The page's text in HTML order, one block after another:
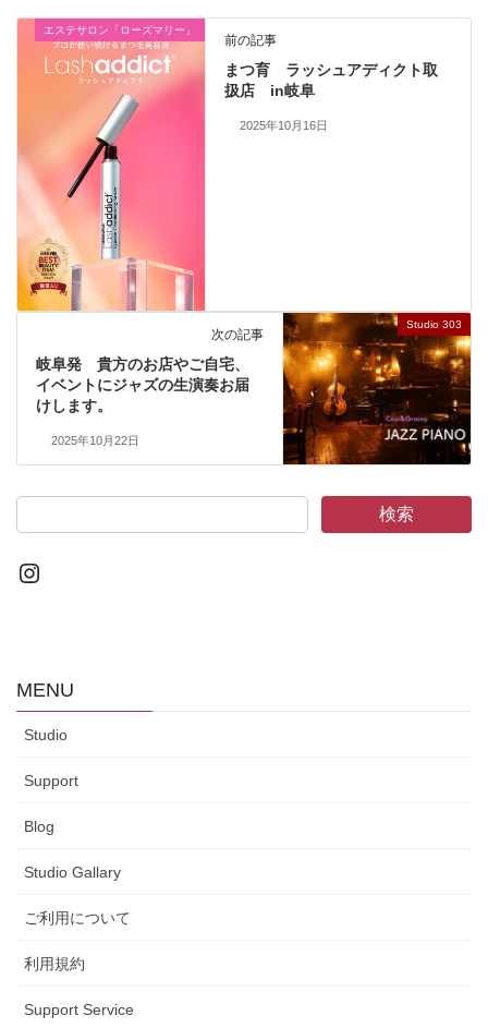
エステサロン「ローズマリー」
前の記事
まつ育 ラッシュアディクト取
扱店 in岐阜
2025年10月16日
Studio 303
次の記事
岐阜発 貴方のお店やご自宅、
イベントにジャズの生演奏お届
けします。
2025年10月22日
検索
Instagram
MENU
Studio
Support
Blog
Studio Gallary
ご利用について
利用規約
Support Service